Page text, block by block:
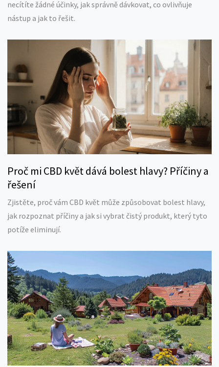
necítíte žádné účinky, jak správně dávkovat, co ovlivňuje
nástup a jak to řešit.
Proč mi CBD květ dává bolest hlavy? Příčiny a
řešení
Zjistěte, proč vám CBD květ může způsobovat bolest hlavy,
jak rozpoznat příčiny a jak si vybrat čistý produkt, který tyto
potíže eliminují.